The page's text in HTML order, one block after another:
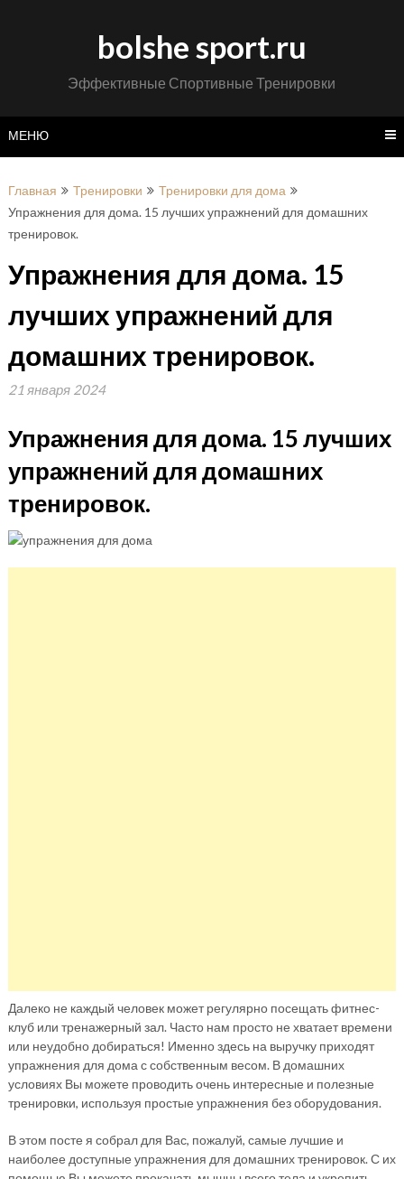
bolshe sport.ru
Эффективные Спортивные Тренировки
МЕНЮ
Главная Тренировки
Тренировки для дома
Упражнения для дома. 15 лучших упражнений для домашних
тренировок.
Упражнения для дома. 15
лучших упражнений для
домашних тренировок.
21 января 2024
Упражнения для дома. 15 лучших
упражнений для домашних
тренировок.
Далеко не каждый человек может регулярно посещать фитнес-
клуб или тренажерный зал. Часто нам просто не хватает времени
или неудобно добираться! Именно здесь на выручку приходят
упражнения для дома с собственным весом. В домашних
условиях Вы можете проводить очень интересные и полезные
тренировки, используя простые упражнения без оборудования.
В этом посте я собрал для Вас, пожалуй, самые лучшие и
наиболее доступные упражнения для домашних тренировок. С их